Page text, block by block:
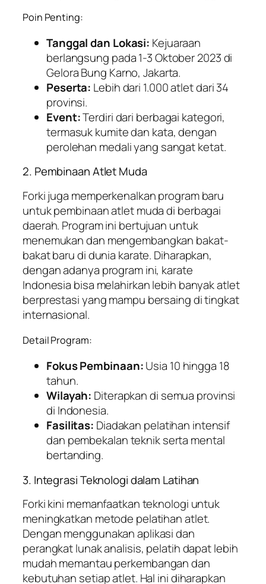
Poin Penting:
Tanggal dan Lokasi: Kejuaraan
berlangsung pada 1-3 Oktober 2023 di
Gelora Bung Karno, Jakarta.
Peserta: Lebih dari 1.000 atlet dari 34
provinsi.
Event:Terdiri dari berbagai kategori,
termasuk kumite dan kata, dengan
perolehan medali yang sangat ketat.
2. Pembinaan Atlet Muda
Forki juga memperkenalkan program baru
untuk pembinaan atlet muda di berbagai
daerah. Program ini bertujuan untuk
menemukan dan mengembangkan bakat-
bakat baru di dunia karate. Diharapkan,
dengan adanya program ini, karate
Indonesia bisa melahirkan lebih banyak atlet
berprestasi yang mampu bersaing di tingkat
internasional.
Detail Program:
Fokus Pembinaan:Usia 10 hingga 18
tahun.
Wilayah: Diterapkan di semua provinsi
di Indonesia.
Fasilitas: Diadakan pelatihan intensif
dan pembekalan teknik serta mental
bertanding.
3. Integrasi Teknologi dalam Latihan
Forki kini memanfaatkan teknologi untuk
meningkatkan metode pelatihan atlet.
Dengan menggunakan aplikasi dan
perangkat lunak analisis, pelatih dapat lebih
mudah memantau perkembangan dan
kebutuhan setiap atlet. Hal ini diharapkan